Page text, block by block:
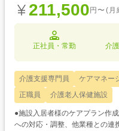
211,500 円〜(月
正社員・常勤 介
介護支援専門員 ケアマネー
正職員
介護老人保健施設
●施設入居者様のケアプラン作
への対応・調整、他業種との連